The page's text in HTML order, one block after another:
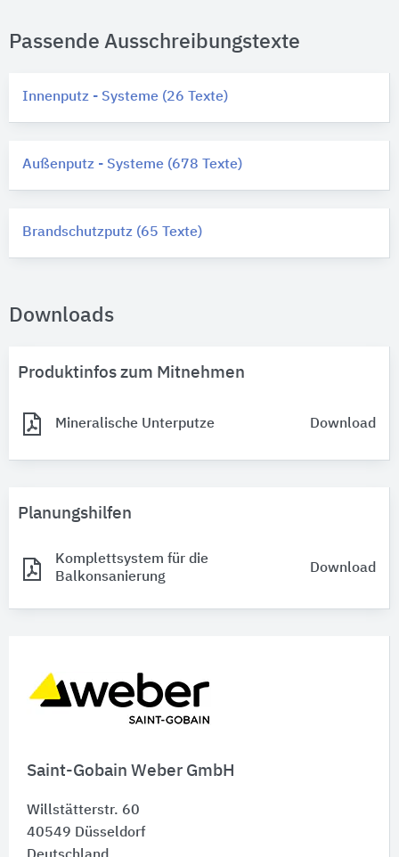
Saint-Gobain Weber GmbH
Willstätterstr. 60
40549 Düsseldorf
Passende Ausschreibungstexte
Innenputz - Systeme (26 Texte)
Außenputz - Systeme (678 Texte)
Brandschutzputz (65 Texte)
Downloads
Produktinfos zum Mitnehmen
Mineralische Unterputze Download
Planungshilfen
Komplettsystem für die
Balkonsanierung
Download